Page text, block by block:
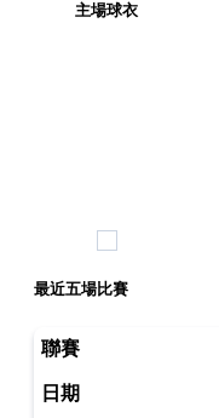
主場球衣
最近五場比賽